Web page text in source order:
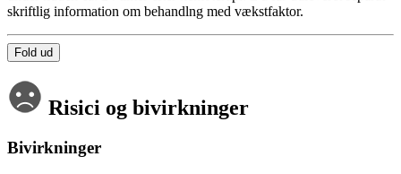
skriftlig information om behandlng med vækstfaktor.
Fold ud
Risici og bivirkninger
Bivirkninger